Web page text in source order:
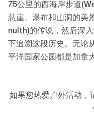
75公里的西海岸步道
悬崖、瀑布和山洞的美
nulth)的传说，然后深
下追溯这段历史。无论
平洋国家公园都是加拿
如果您热爱户外活动，